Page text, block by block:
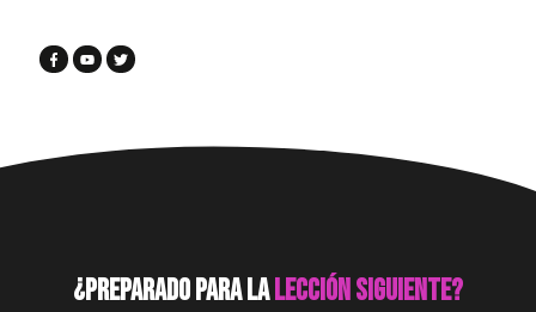
¿preparado para lalección siguiente?